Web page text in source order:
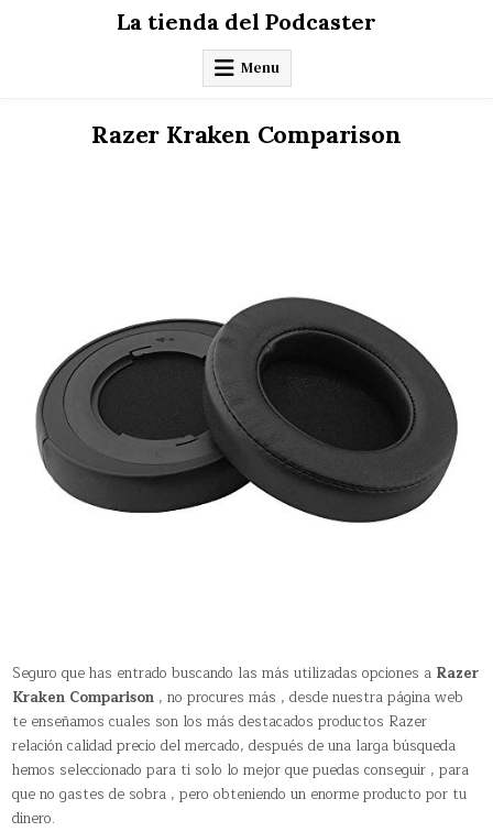
La tienda del Podcaster
Menu
Razer Kraken Comparison
Seguro que has entrado buscando las más utilizadas opciones a Razer
Kraken Comparison , no procures más , desde nuestra página web
te enseñamos cuales son los más destacados productos Razer
relación calidad precio del mercado, después de una larga búsqueda
hemos seleccionado para ti solo lo mejor que puedas conseguir , para
que no gastes de sobra , pero obteniendo un enorme producto por tu
dinero.